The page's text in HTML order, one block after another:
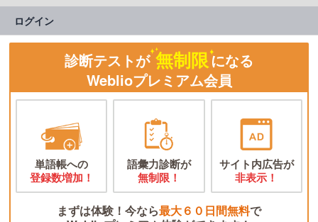
ログイン
診断テストが 無制限になる
Weblioプレミアム会員
単語帳への
登録数増加！
語彙力診断が
無制限！
サイト内広告が
非表示！
まずは体験！今なら最大６０日間無料で